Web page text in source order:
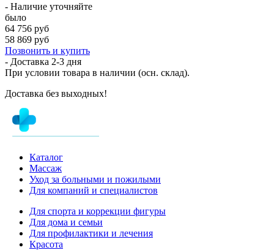
- Наличие уточняйте
было
64 756 руб
58 869 руб
Позвонить и купить
- Доставка 2-3 дня
При условии товара в наличии (осн. склад).
Доставка без выходных!
Каталог
Массаж
Уход за больными и пожилыми
Для компаний и специалистов
Для спорта и коррекции фигуры
Для дома и семьи
Для профилактики и лечения
Красота